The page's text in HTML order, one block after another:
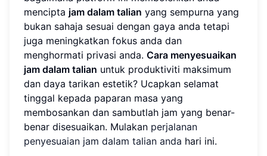
mencipta jam dalam talian yang sempurna yang
bukan sahaja sesuai dengan gaya anda tetapi
juga meningkatkan fokus anda dan
menghormati privasi anda. Cara menyesuaikan
jam dalam talian untuk produktiviti maksimum
dan daya tarikan estetik? Ucapkan selamat
tinggal kepada paparan masa yang
membosankan dan sambutlah jam yang benar-
benar disesuaikan. Mulakan perjalanan
penyesuaian jam dalam talian anda hari ini.